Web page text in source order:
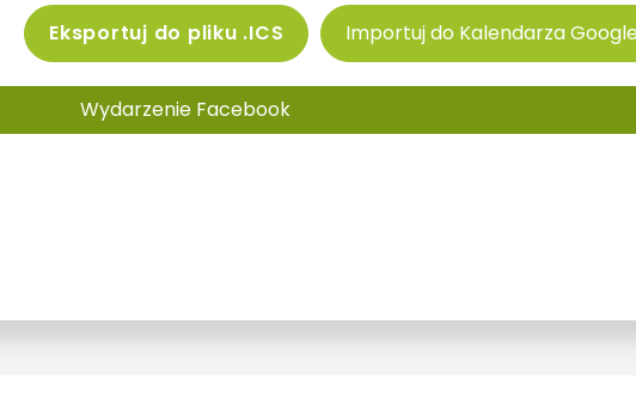
Eksportuj do pliku .ICS Importuj do Kalendarza
Wydarzenie Facebook